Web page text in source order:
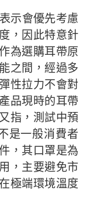
示會優先考慮
，因此特意針
為選購耳帶原
之間，經過多
性拉力不會對
品現時的耳帶
指，測試中預
是一般消費者
，其口罩是為
，主要避免市
極端環境溫度